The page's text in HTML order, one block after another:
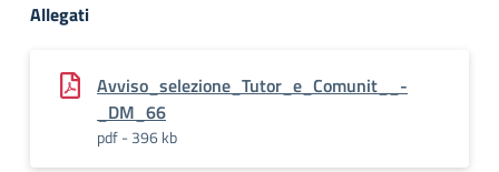
Allegati
Avviso_selezione_Tutor_e_Comunit__-
_DM_66
pdf - 396 kb